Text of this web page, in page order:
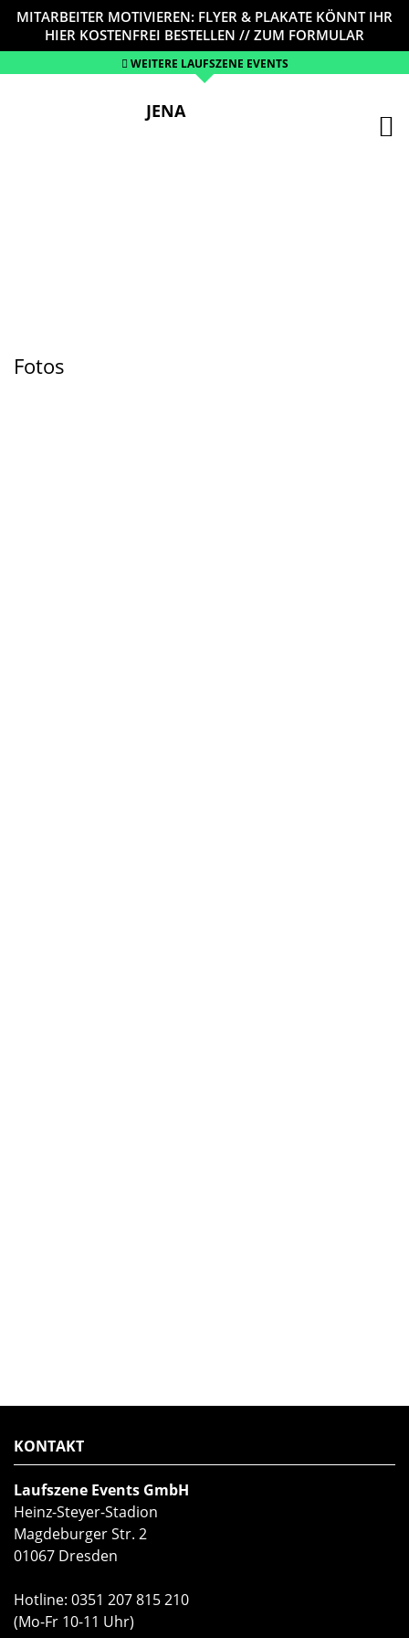
MITARBEITER MOTIVIEREN: FLYER & PLAKATE KÖNNT IHR
HIER KOSTENFREI BESTELLEN // ZUM FORMULAR
WEITERE LAUFSZENE EVENTS
JENA
Fotos
KONTAKT
Laufszene Events GmbH
Heinz-Steyer-Stadion
Magdeburger Str. 2
01067 Dresden
Hotline: 0351 207 815 210
(Mo-Fr 10-11 Uhr)